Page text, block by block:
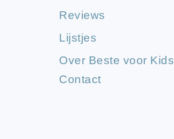
Reviews
Lijstjes
Over Beste voor Kids
Contact